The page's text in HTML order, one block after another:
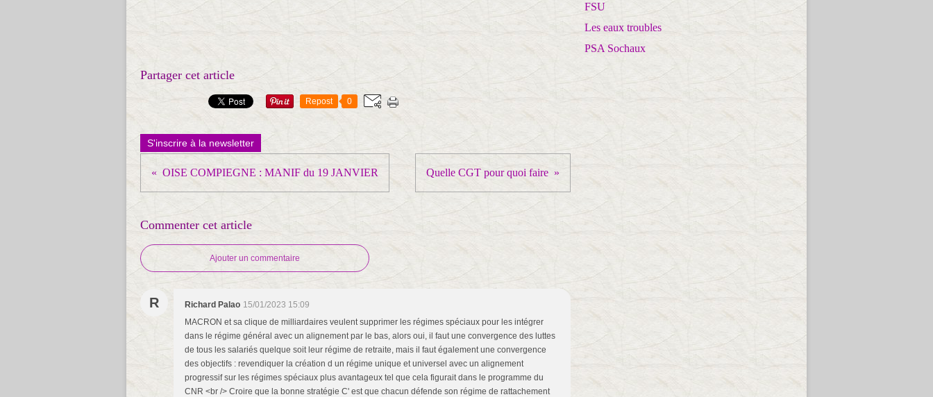
Partager cet article
Repost 0
S'inscrire à la newsletter
OISE COMPIEGNE : MANIF du 19 JANVIER Quelle CGT pour quoi faire
Commenter cet article
Ajouter un commentaire
R Richard Palao 15/01/2023 15:09
MACRON et sa clique de milliardaires veulent supprimer les régimes spéciaux pour les intégrer
dans le régime général avec un alignement par le bas, alors oui, il faut une convergence des luttes
de tous les salariés quelque soit leur régime de retraite, mais il faut également une convergence
des objectifs : revendiquer la création d un régime unique et universel avec un alignement
progressif sur les régimes spéciaux plus avantageux tel que cela figurait dans le programme du
CNR <br /> Croire que la bonne stratégie C' est que chacun défende son régime de rattachement
FSU
Les eaux troubles
PSA Sochaux